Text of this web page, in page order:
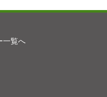
一覧へ